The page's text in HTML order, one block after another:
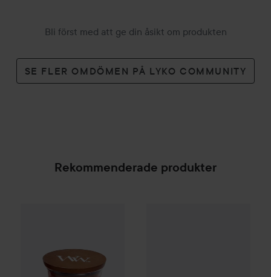
Bli först med att ge din åsikt om produkten
SE FLER OMDÖMEN PÅ LYKO COMMUNITY
Rekommenderade produkter